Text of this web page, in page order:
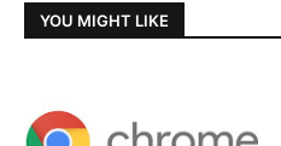
YOU MIGHT LIKE